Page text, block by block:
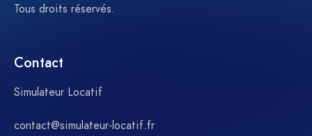
Tous droits réservés.
Contact
Simulateur Locatif
contact@simulateur-locatif.fr